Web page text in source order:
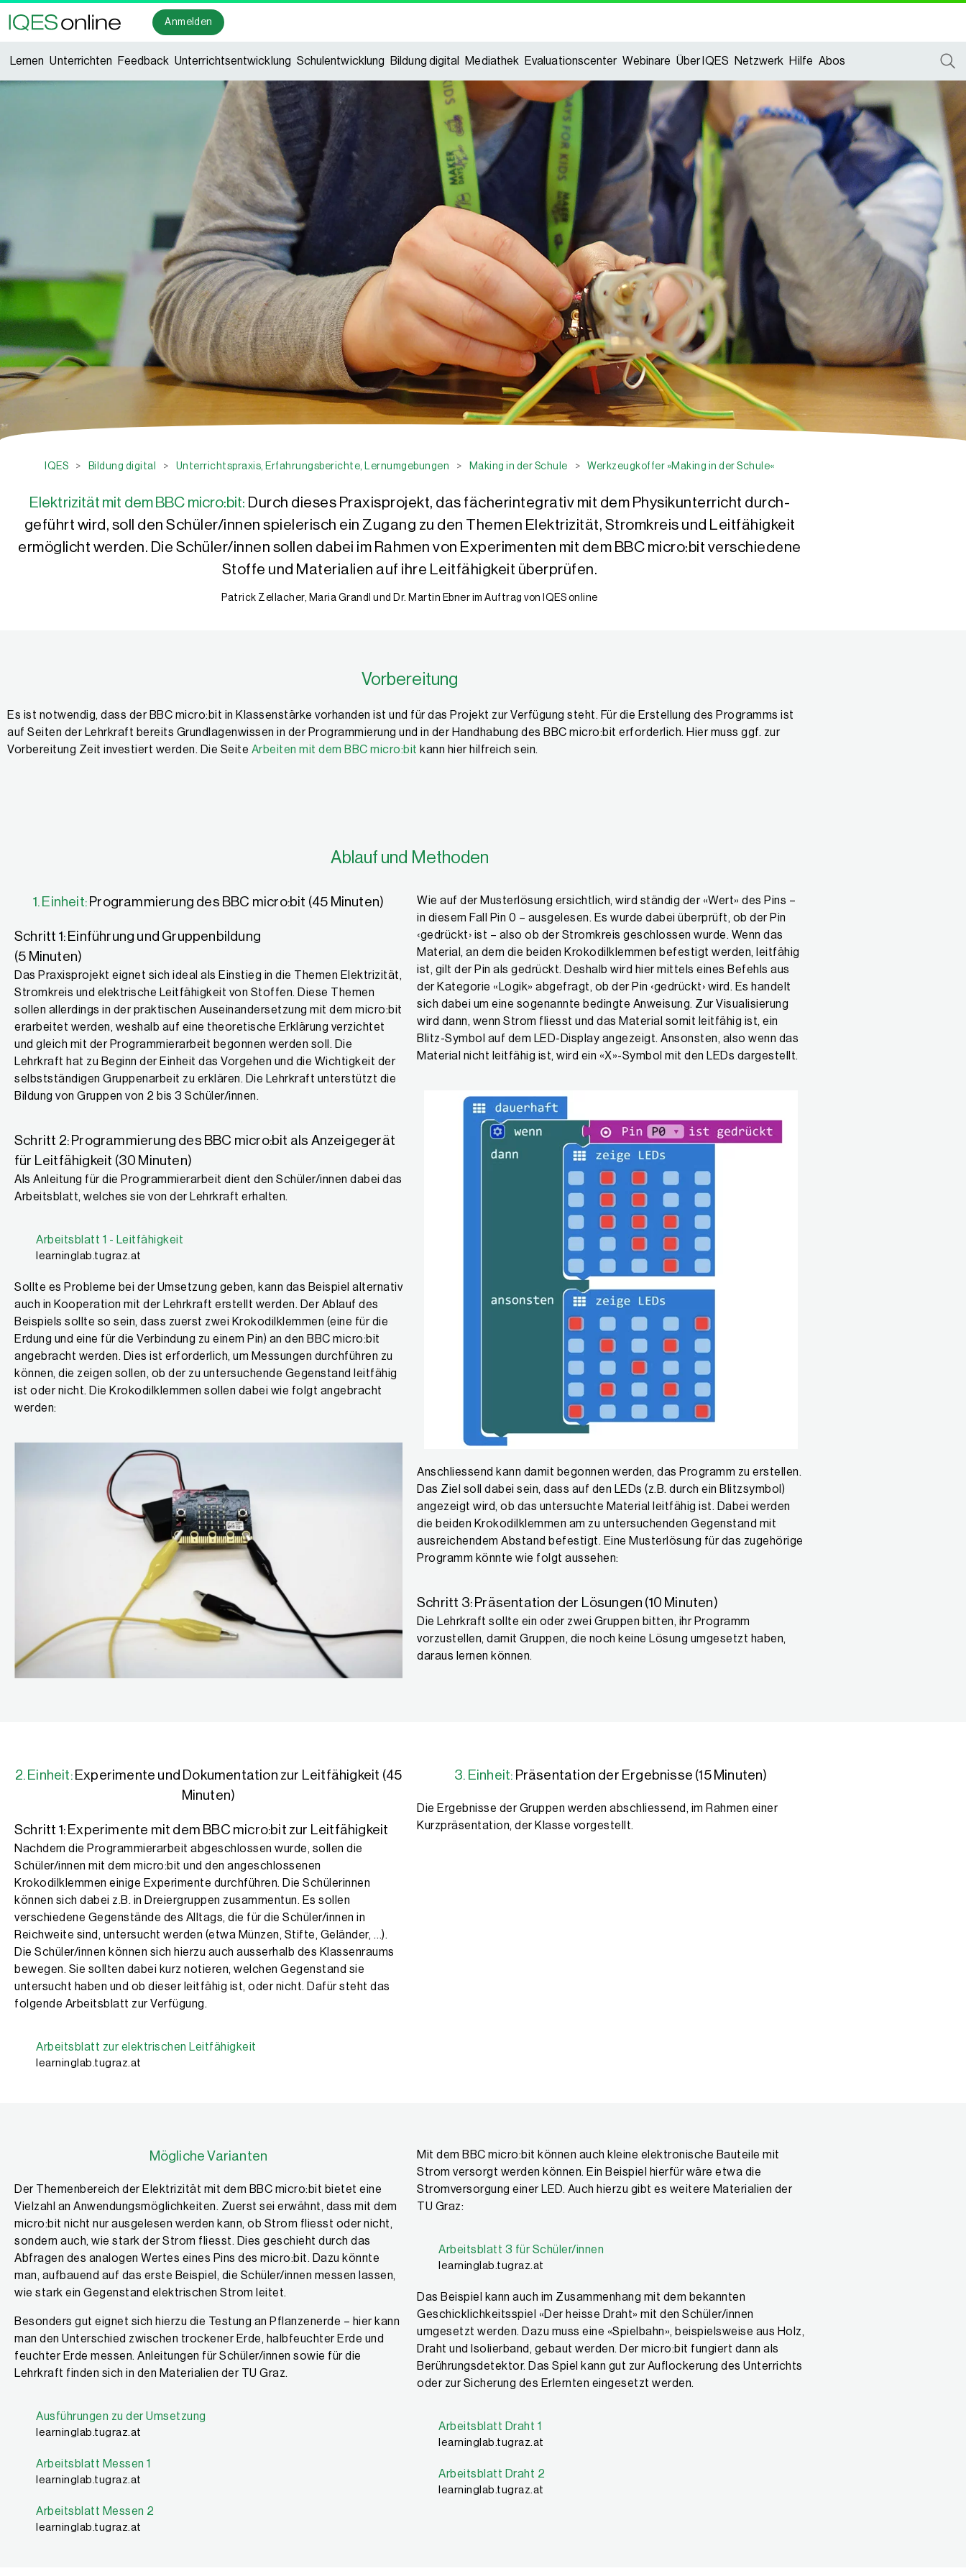
Anmelden
Lernen Unterrichten Feedback Unterrichtsentwicklung Schulentwicklung Bildung digital Mediathek Evaluationscenter Webinare Über IQES Netzwerk Hilfe Abos
IQES > Bildung digital > Unterrichtspraxis, Erfahrungsberichte, Lernumgebungen > Making in der Schule > Werkzeugkoffer »Making in der Schule«
Elektrizität mit dem BBC micro:bit: Durch dieses Praxisprojekt, das fächerintegrativ mit dem Physikunterricht durch-
geführt wird, soll den Schüler/innen spielerisch ein Zugang zu den Themen Elektrizität, Stromkreis und Leitfähigkeit
ermöglicht werden. Die Schüler/innen sollen dabei im Rahmen von Experimenten mit dem BBC micro:bit verschiedene
Stoffe und Materialien auf ihre Leitfähigkeit überprüfen.
Patrick Zellacher, Maria Grandl und Dr. Martin Ebner im Auftrag von IQES online
Vorbereitung
Es ist notwendig, dass der BBC micro:bit in Klassenstärke vorhanden ist und für das Projekt zur Verfügung steht. Für die Erstellung des Programms ist
auf Seiten der Lehrkraft bereits Grundlagenwissen in der Programmierung und in der Handhabung des BBC micro:bit erforderlich. Hier muss ggf. zur
Vorbereitung Zeit investiert werden. Die Seite Arbeiten mit dem BBC micro:bit kann hier hilfreich sein.
Ablauf und Methoden
1. Einheit: Programmierung des BBC micro:bit (45 Minuten)
Schritt 1: Einführung und Gruppenbildung
(5 Minuten)
Das Praxisprojekt eignet sich ideal als Einstieg in die Themen Elektrizität,
Stromkreis und elektrische Leitfähigkeit von Stoffen. Diese Themen
sollen allerdings in der praktischen Auseinandersetzung mit dem micro:bit
erarbeitet werden, weshalb auf eine theoretische Erklärung verzichtet
und gleich mit der Programmierarbeit begonnen werden soll. Die
Lehrkraft hat zu Beginn der Einheit das Vorgehen und die Wichtigkeit der
selbstständigen Gruppenarbeit zu erklären. Die Lehrkraft unterstützt die
Bildung von Gruppen von 2 bis 3 Schüler/innen.
Schritt 2: Programmierung des BBC micro:bit als Anzeigegerät
für Leitfähigkeit (30 Minuten)
Als Anleitung für die Programmierarbeit dient den Schüler/innen dabei das
Arbeitsblatt, welches sie von der Lehrkraft erhalten.
Arbeitsblatt 1 - Leitfähigkeit
learninglab.tugraz.at
Sollte es Probleme bei der Umsetzung geben, kann das Beispiel alternativ
auch in Kooperation mit der Lehrkraft erstellt werden. Der Ablauf des
Beispiels sollte so sein, dass zuerst zwei Krokodilklemmen (eine für die
Erdung und eine für die Verbindung zu einem Pin) an den BBC micro:bit
angebracht werden. Dies ist erforderlich, um Messungen durchführen zu
können, die zeigen sollen, ob der zu untersuchende Gegenstand leitfähig
ist oder nicht. Die Krokodilklemmen sollen dabei wie folgt angebracht
werden:
Wie auf der Musterlösung ersichtlich, wird ständig der «Wert» des Pins –
in diesem Fall Pin 0 – ausgelesen. Es wurde dabei überprüft, ob der Pin
‹gedrückt› ist – also ob der Stromkreis geschlossen wurde. Wenn das
Material, an dem die beiden Krokodilklemmen befestigt werden, leitfähig
ist, gilt der Pin als gedrückt. Deshalb wird hier mittels eines Befehls aus
der Kategorie «Logik» abgefragt, ob der Pin ‹gedrückt› wird. Es handelt
sich dabei um eine sogenannte bedingte Anweisung. Zur Visualisierung
wird dann, wenn Strom fliesst und das Material somit leitfähig ist, ein
Blitz-Symbol auf dem LED-Display angezeigt. Ansonsten, also wenn das
Material nicht leitfähig ist, wird ein «X»-Symbol mit den LEDs dargestellt.
Anschliessend kann damit begonnen werden, das Programm zu erstellen.
Das Ziel soll dabei sein, dass auf den LEDs (z.B. durch ein Blitzsymbol)
angezeigt wird, ob das untersuchte Material leitfähig ist. Dabei werden
die beiden Krokodilklemmen am zu untersuchenden Gegenstand mit
ausreichendem Abstand befestigt. Eine Musterlösung für das zugehörige
Programm könnte wie folgt aussehen:
Schritt 3: Präsentation der Lösungen (10 Minuten)
Die Lehrkraft sollte ein oder zwei Gruppen bitten, ihr Programm
vorzustellen, damit Gruppen, die noch keine Lösung umgesetzt haben,
daraus lernen können.
2. Einheit: Experimente und Dokumentation zur Leitfähigkeit (45
Minuten)
Schritt 1: Experimente mit dem BBC micro:bit zur Leitfähigkeit
Nachdem die Programmierarbeit abgeschlossen wurde, sollen die
Schüler/innen mit dem micro:bit und den angeschlossenen
Krokodilklemmen einige Experimente durchführen. Die Schülerinnen
können sich dabei z.B. in Dreiergruppen zusammentun. Es sollen
verschiedene Gegenstände des Alltags, die für die Schüler/innen in
Reichweite sind, untersucht werden (etwa Münzen, Stifte, Geländer, …).
Die Schüler/innen können sich hierzu auch ausserhalb des Klassenraums
bewegen. Sie sollten dabei kurz notieren, welchen Gegenstand sie
untersucht haben und ob dieser leitfähig ist, oder nicht. Dafür steht das
folgende Arbeitsblatt zur Verfügung.
Arbeitsblatt zur elektrischen Leitfähigkeit
learninglab.tugraz.at
3. Einheit: Präsentation der Ergebnisse (15 Minuten)
Die Ergebnisse der Gruppen werden abschliessend, im Rahmen einer
Kurzpräsentation, der Klasse vorgestellt.
Mögliche Varianten
Der Themenbereich der Elektrizität mit dem BBC micro:bit bietet eine
Vielzahl an Anwendungsmöglichkeiten. Zuerst sei erwähnt, dass mit dem
micro:bit nicht nur ausgelesen werden kann, ob Strom fliesst oder nicht,
sondern auch, wie stark der Strom fliesst. Dies geschieht durch das
Abfragen des analogen Wertes eines Pins des micro:bit. Dazu könnte
man, aufbauend auf das erste Beispiel, die Schüler/innen messen lassen,
wie stark ein Gegenstand elektrischen Strom leitet.
Besonders gut eignet sich hierzu die Testung an Pflanzenerde – hier kann
man den Unterschied zwischen trockener Erde, halbfeuchter Erde und
feuchter Erde messen. Anleitungen für Schüler/innen sowie für die
Lehrkraft finden sich in den Materialien der TU Graz.
Ausführungen zu der Umsetzung
learninglab.tugraz.at
Arbeitsblatt Messen 1
learninglab.tugraz.at
Arbeitsblatt Messen 2
learninglab.tugraz.at
Mit dem BBC micro:bit können auch kleine elektronische Bauteile mit
Strom versorgt werden können. Ein Beispiel hierfür wäre etwa die
Stromversorgung einer LED. Auch hierzu gibt es weitere Materialien der
TU Graz:
Arbeitsblatt 3 für Schüler/innen
learninglab.tugraz.at
Das Beispiel kann auch im Zusammenhang mit dem bekannten
Geschicklichkeitsspiel «Der heisse Draht» mit den Schüler/innen
umgesetzt werden. Dazu muss eine «Spielbahn», beispielsweise aus Holz,
Draht und Isolierband, gebaut werden. Der micro:bit fungiert dann als
Berührungsdetektor. Das Spiel kann gut zur Auflockerung des Unterrichts
oder zur Sicherung des Erlernten eingesetzt werden.
Arbeitsblatt Draht 1
learninglab.tugraz.at
Arbeitsblatt Draht 2
learninglab.tugraz.at